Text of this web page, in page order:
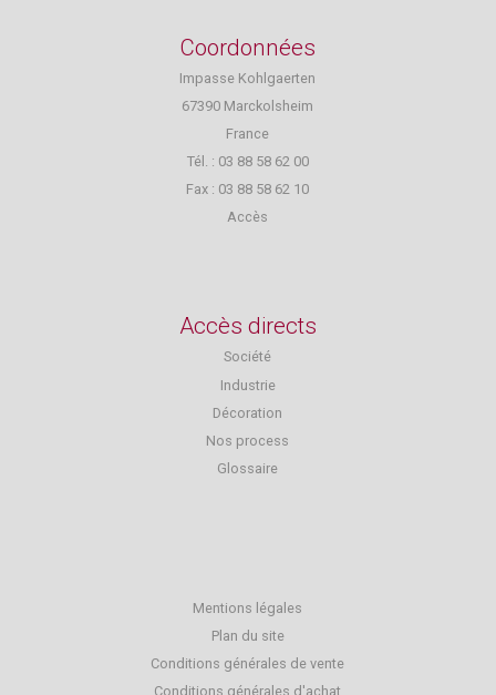
Coordonnées
Impasse Kohlgaerten
67390 Marckolsheim
France
Tél. : 03 88 58 62 00
Fax : 03 88 58 62 10
Accès
Accès directs
Société
Industrie
Décoration
Nos process
Glossaire
Mentions légales
Plan du site
Conditions générales de vente
Conditions générales d'achat